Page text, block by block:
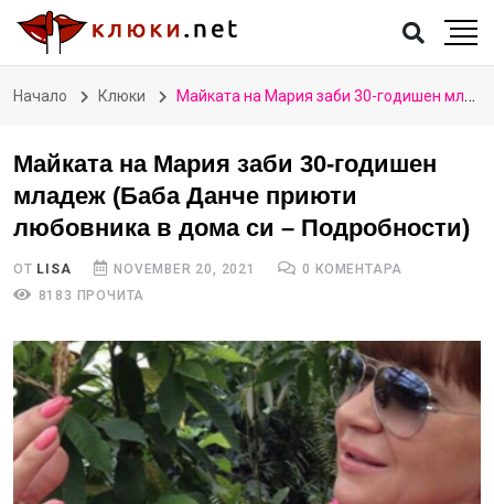
Начало Клюки Майката на Мария заби 30-годишен младеж (Баба Данче приюти любовника в дома си – Подробности)
Майката на Мария заби 30-годишен
младеж (Баба Данче приюти
любовника в дома си – Подробности)
ОТ LISA NOVEMBER 20, 2021
0 КОМЕНТАРА
8183 ПРОЧИТА